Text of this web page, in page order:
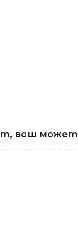
ваш